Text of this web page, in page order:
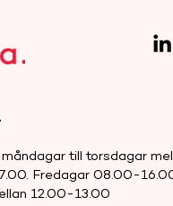
till torsdagar
Fredagar 08.00-
12.00-13.00